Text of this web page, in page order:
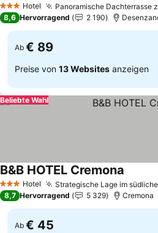
3 SterneHotel Panoramische Dachterrasse
8,6 Hervorragend 2 190
Ab € 89
Preise von 13 Websites anzeigen
Beliebte Wahl
3 SterneHotel Strategische Lage im
B&B HOTEL Cremona
8,7 Hervorragend 5 329 Cremona
Ab € 45